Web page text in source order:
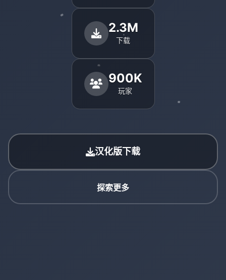
2.3M
下载
900K
玩家
汉化版下载
探索更多